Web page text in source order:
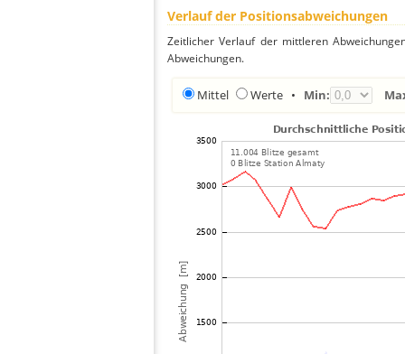
Verlauf der Positionsabweichungen
Zeitlicher Verlauf der mittleren
Abweichungen.
Mittel Werte • Min: